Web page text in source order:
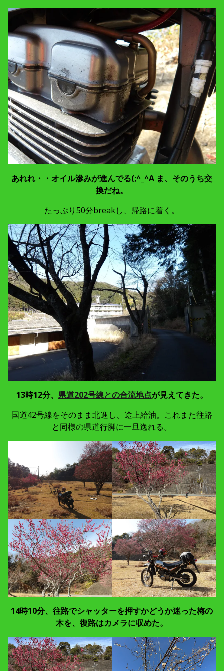
あれれ・・オイル滲みが進んでる(;^_^A ま、そのうち交
換だね。
たっぷり50分breakし、帰路に着く。
13時12分、 県道202号線との合流地点が見えてきた。
国道42号線をそのまま北進し、途上給油。これまた往路
と同様の県道行脚に一旦逸れる。
14時10分、往路でシャッターを押すかどうか迷った梅の
木を、復路はカメラに収めた。